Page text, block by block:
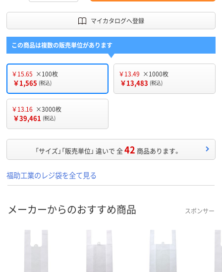
マイカタログへ登録
この商品は複数の販売単位があります
￥15.65 ×100枚
￥1,565 (税込)
￥13.49 ×1000枚
￥13,483 (税込)
￥13.16 ×3000枚
￥39,461 (税込)
「サイズ」「販売単位」 違いで 全42 商品あります。
福助工業のレジ袋を全て見る
メーカーからのおすすめ商品 スポンサー